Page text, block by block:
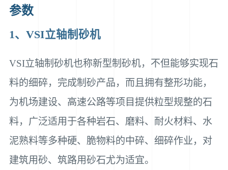
参数
1、VSI立轴制砂机
VSI立轴制砂机也称新型制砂机，不但能够实现石
料的细碎，完成制砂产品，而且拥有整形功能，
为机场建设、高速公路等项目提供粒型规整的石
料，广泛适用于各种岩石、磨料、耐火材料、水
泥熟料等多种硬、脆物料的中碎、细碎作业，对
建筑用砂、筑路用砂石尤为适宜。